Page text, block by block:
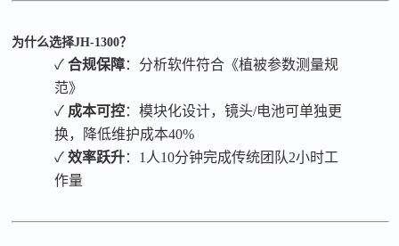
为什么选择JH-1300？
✓合规保障：分析软件符合《植被参数测量规
范》
✓ 成本可控：模块化设计，镜头/电池可单独更
换，降低维护成本40%
✓效率跃升： 1人10分钟完成传统团队2小时工
作量